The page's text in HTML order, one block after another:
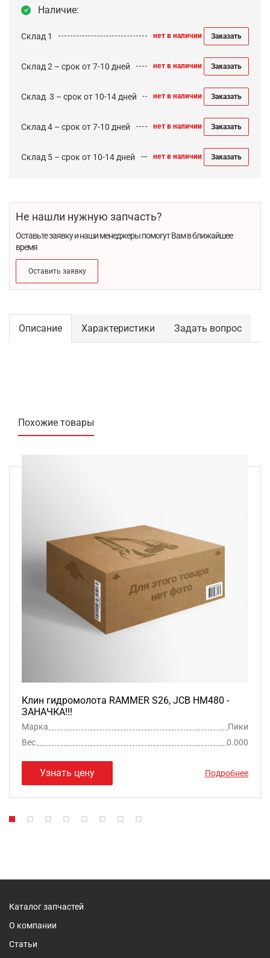
Наличие:
Склад 1 нет в наличии Заказать
Склад 2 – срок от 7-10 дней нет в наличии Заказать
Cклад 3 – срок от 10-14 дней нет в наличии Заказать
Склад 4 – срок от 7-10 дней нет в наличии Заказать
Склад 5 – срок от 10-14 дней нет в наличии Заказать
Не нашли нужную запчасть?
Оставьте заявку и наши менеджеры помогут Вам в ближайшее
время
Оставить заявку
Описание Характеристики Задать вопрос
Похожие товары
Клин гидромолота RAMMER S26, JCB HM480 -
ЗАНАЧКА!!!
Марка
Пики
Вес
0.000
Узнать цену Подробнее
Каталог запчастей
О компании
Статьи